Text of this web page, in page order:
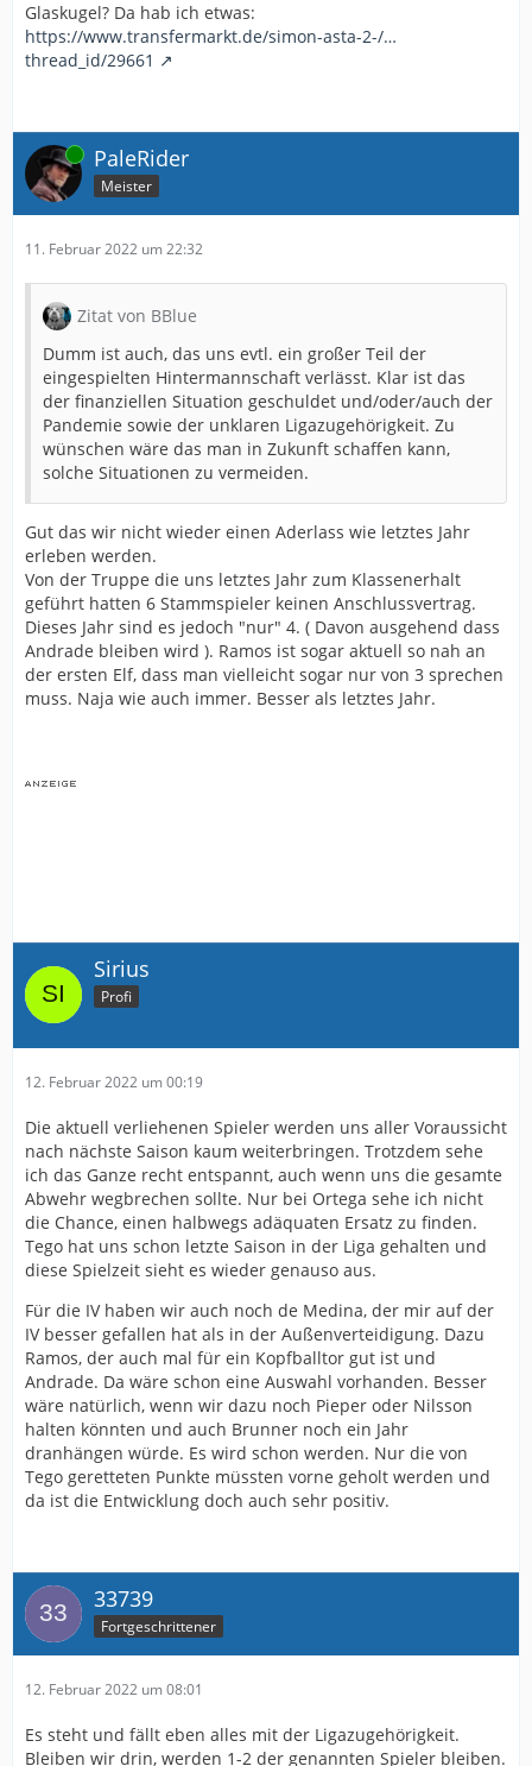
Glaskugel? Da hab ich etwas:
https://www.transfermarkt.de/simon-asta-2-/…
thread_id/29661
Online PaleRider
Meister
11. Februar 2022 um 22:32
Zitat von BBlue
Dumm ist auch, das uns evtl. ein großer Teil der
eingespielten Hintermannschaft verlässt. Klar ist das
der finanziellen Situation geschuldet und/oder/auch der
Pandemie sowie der unklaren Ligazugehörigkeit. Zu
wünschen wäre das man in Zukunft schaffen kann,
solche Situationen zu vermeiden.
Gut das wir nicht wieder einen Aderlass wie letztes Jahr
erleben werden.
Von der Truppe die uns letztes Jahr zum Klassenerhalt
geführt hatten 6 Stammspieler keinen Anschlussvertrag.
Dieses Jahr sind es jedoch "nur" 4. ( Davon ausgehend dass
Andrade bleiben wird ). Ramos ist sogar aktuell so nah an
der ersten Elf, dass man vielleicht sogar nur von 3 sprechen
muss. Naja wie auch immer. Besser als letztes Jahr.
Sirius
Profi
12. Februar 2022 um 00:19
Die aktuell verliehenen Spieler werden uns aller Voraussicht
nach nächste Saison kaum weiterbringen. Trotzdem sehe
ich das Ganze recht entspannt, auch wenn uns die gesamte
Abwehr wegbrechen sollte. Nur bei Ortega sehe ich nicht
die Chance, einen halbwegs adäquaten Ersatz zu finden.
Tego hat uns schon letzte Saison in der Liga gehalten und
diese Spielzeit sieht es wieder genauso aus.
Für die IV haben wir auch noch de Medina, der mir auf der
IV besser gefallen hat als in der Außenverteidigung. Dazu
Ramos, der auch mal für ein Kopfballtor gut ist und
Andrade. Da wäre schon eine Auswahl vorhanden. Besser
wäre natürlich, wenn wir dazu noch Pieper oder Nilsson
halten könnten und auch Brunner noch ein Jahr
dranhängen würde. Es wird schon werden. Nur die von
Tego geretteten Punkte müssten vorne geholt werden und
da ist die Entwicklung doch auch sehr positiv.
33739
Fortgeschrittener
12. Februar 2022 um 08:01
Es steht und fällt eben alles mit der Ligazugehörigkeit.
Bleiben wir drin, werden 1-2 der genannten Spieler bleiben.